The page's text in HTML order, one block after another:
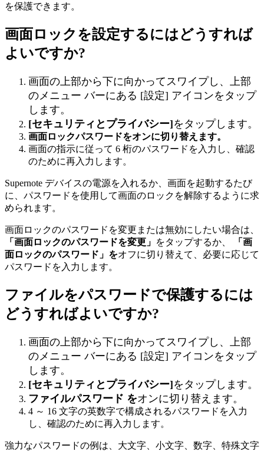
を保護でき ま す。
画面ロ ッ ク を設定するにはどう すれば
よ いですか?
画面の 上部から下に向かって ス ワ イ プし 、 上部
の メ ニ ュ ー バーにある [設定] アイ コ ンを タ ッ プ
し ま す。
[セキュ リ ティ と プライバシー]を タ ッ プし ま す。
画面ロ ックパスワー ドをオンに切 り替え ます。
画面の指示に従って 6 桁のパス ワー ド を 入 力 し 確認
のために再入 力 し ま す。
Supernote デバイ スの電源を 入れるか 画面を起動するたび
に
パス ワー ド を使用 して画面のロ ッ ク を解除する よ う に求
められま す。
画面ロ ッ クのパス ワー ド を変更 ま たは無効に したい場合は
「 画面ロ ックのパスワー ドを変更 」 をタ ップするか 「 画
面ロ ックのパスワー ド 」 をオフに切 り 替え て 必要に応じて
パス ワー ド を 入 力 し ま す。
フ ァイルをパス ワー ドで保護するには
どう すればよ いですか?
画面の 上部から下に向かって ス ワ イ プし 、 上部
の メ ニ ュ ー バーにある [設定] アイ コ ンを タ ッ プ
し ま す。
[セキュ リ ティ と プライバシー]を タ ッ プし ま す。
フ ァイルパスワー ド をオ ンに切 り 替え ま す。
4 ～ 16 文字の英数字で構成されるパス ワー ド を 入 力
し
確認のために再入 力 し ま す。
強力なパス ワー ドの例 は 大文字 小文字 数字 特殊文字